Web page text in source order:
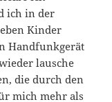
ich in der
Kinder
Handfunkgerät
lausche
die durch den
mich mehr als